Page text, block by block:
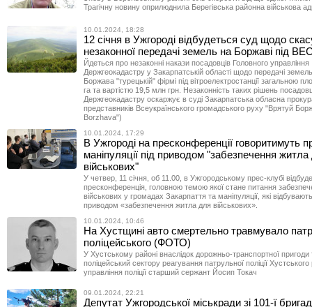
Трагічну новину оприлюднила Берегівська районна військова
10.01.2024, 18:28
12 січня в Ужгороді відбудеться суд щодо
незаконної передачі земель на Боржаві під
Йдеться про незаконні накази посадовців Головного управління
Держгеокадастру у Закарпатській області щодо передачі
Боржава "турецькій" фірмі під вітроелектростанції загальною
га та вартістю 19,5 млн грн. Незаконність таких рішень
Держгеокадастру оскаржує в суді Закарпатська обласна
представників Всеукраїнського громадського руху "Врятуй
Borzhava")
10.01.2024, 17:29
В Ужгороді на пресконференції говоритимуть
маніпуляції під приводом "забезпечення
військових"
У четвер, 11 січня, об 11.00, в Ужгородському прес-клубі
пресконференція, головною темою якої стане питання
військових у громадах Закарпаття та маніпуляції, які
приводом «забезпечення житла для військових».
10.01.2024, 10:46
На Хустщині авто смертельно травмувало
поліцейського (ФОТО)
У Хустському районі внаслідок дорожньо-транспортної пригоди
поліцейський сектору реагування патрульної поліції
управління поліції старший сержант Йосип Токач
09.01.2024, 22:21
Депутат Ужгородської міськради зі 101-ї